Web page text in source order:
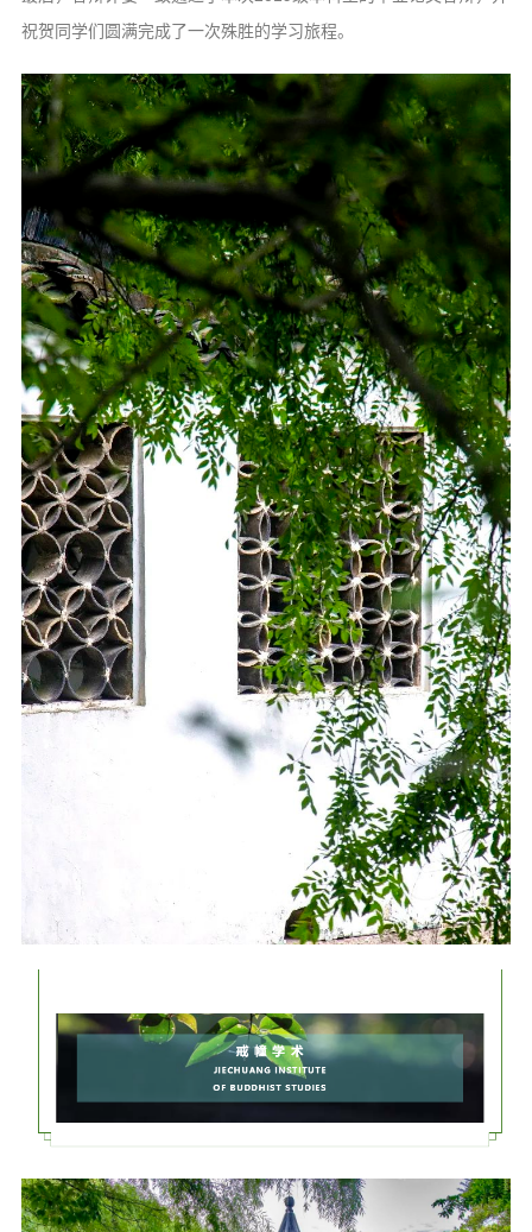
祝贺同学们圆满完成了一次殊胜的学习旅程。